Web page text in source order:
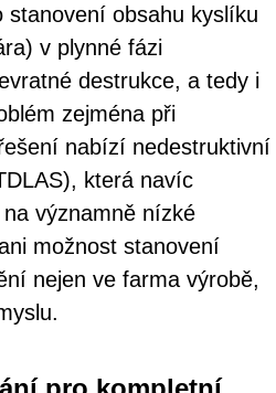
obsahu kyslíku
v plynné fázi
destrukce, a tedy i
zejména při
nabízí nedestruktivní
která navíc
významně nízké
možnost stanovení
nejen ve farma výrobě,